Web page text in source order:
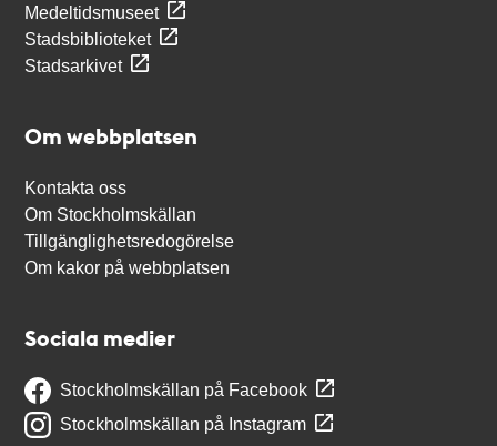
Medeltidsmuseet
Stadsbiblioteket
Stadsarkivet
Om webbplatsen
Kontakta oss
Om Stockholmskällan
Tillgänglighetsredogörelse
Om kakor på webbplatsen
Sociala medier
Stockholmskällan på Facebook
Stockholmskällan på Instagram